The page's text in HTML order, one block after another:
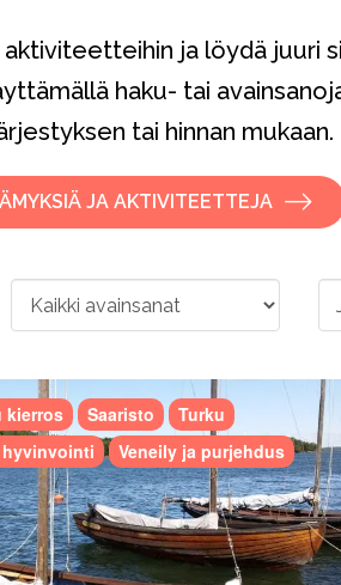
ja löydä juuri
haku- tai
tai hinnan mukaan.
JA AKTIVITEETTEJA
kierros Saaristo
Turku
Veneily ja purjehdus